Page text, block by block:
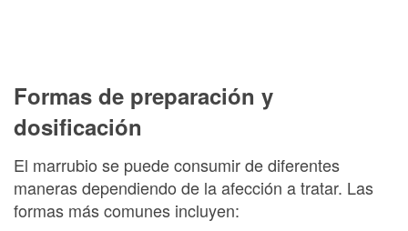
Formas de preparación y
dosificación
El marrubio se puede consumir de diferentes
maneras dependiendo de la afección a tratar. Las
formas más comunes incluyen: